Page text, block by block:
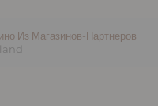
Из Магазинов-Партнеров